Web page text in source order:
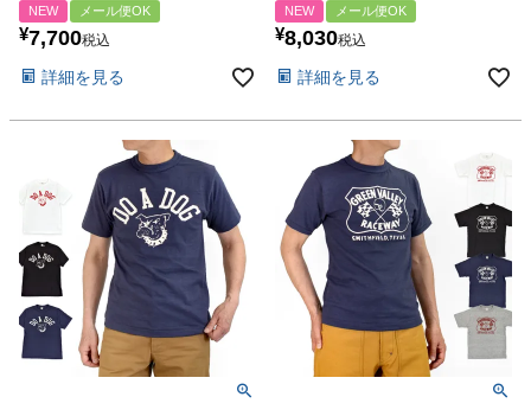
NEW メール便OK
¥7,700税込
詳細を見る
NEW メール便OK
¥8,030税込
詳細を見る